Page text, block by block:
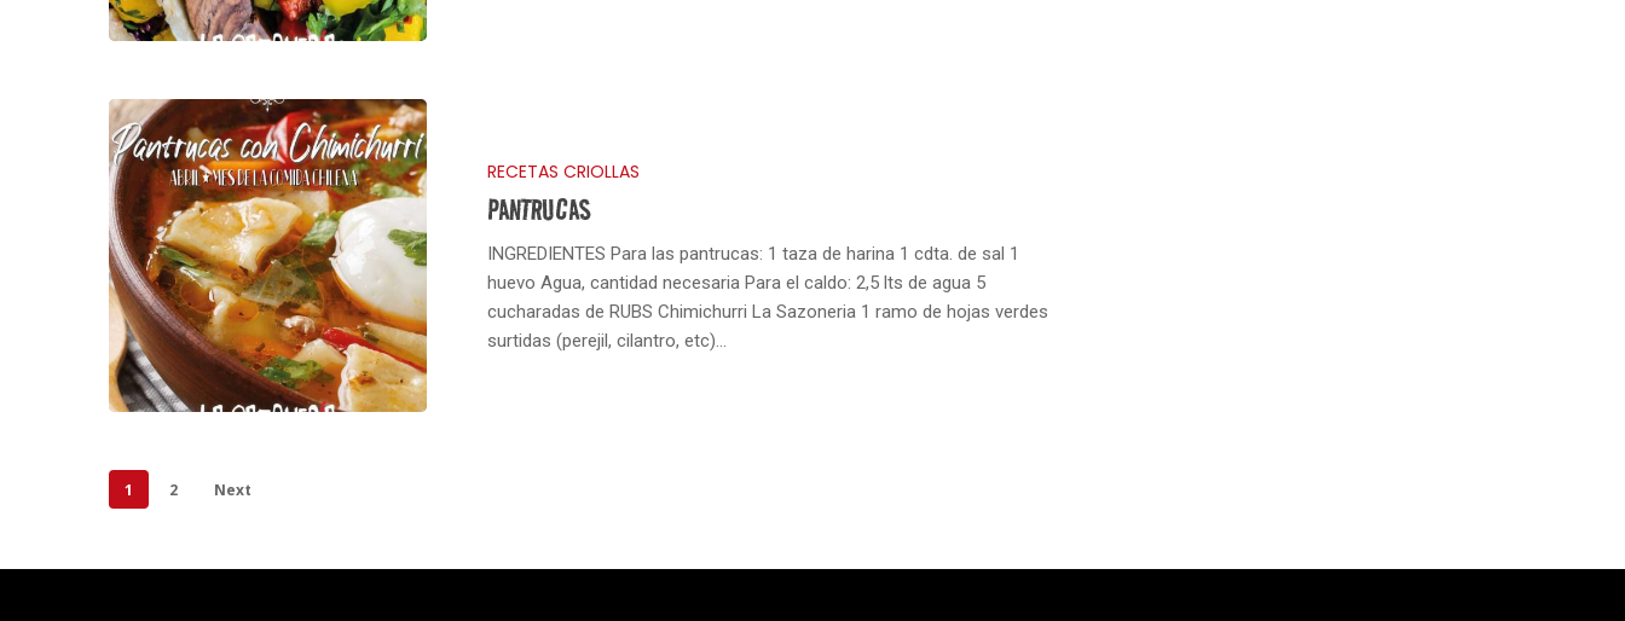
RECETAS CRIOLLAS
PANTRUCAS
INGREDIENTES Para las pantrucas: 1 taza de harina 1 cdta. de sal 1
huevo Agua, cantidad necesaria Para el caldo: 2,5 lts de agua 5
cucharadas de RUBS Chimichurri La Sazoneria 1 ramo de hojas verdes
surtidas (perejil, cilantro, etc)…
1 2 Next